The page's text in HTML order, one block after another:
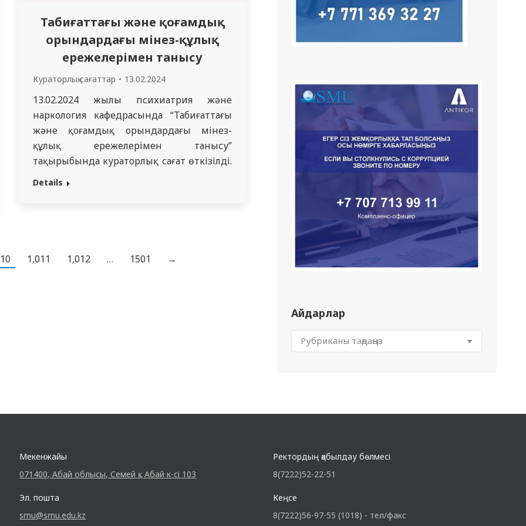
Табиғаттағы және қоғамдық
орындардағы мінез-құлық
ережелерімен танысу
Кураторлық сағаттар 13.02.2024
13.02.2024 жылы психиатрия және
наркология кафедрасында “Табиғаттағы
және қоғамдық орындардағы мінез-
құлық ережелерімен танысу”
тақырыбында кураторлық сағат өткізілді.
Қатысушылар: 5108 (куратор А.А.
“Психиатрия және наркология”
кафедрасының меңгерушісі Т. М.
Details
1,011 1,012 … 1501 →
Айдарлар
Мекенжайы
071400, Абай облысы, Семей қ., Абай к-сі 103
Эл. пошта
smu@smu.edu.kz
Ректордың қабылдау бөлмесі
8(7222)52-22-51
Кеңсе
8(7222)56-97-55 (1018) - тел/факс